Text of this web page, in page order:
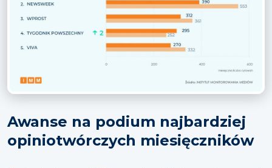
Awanse na podium najbardziej
opiniotwórczych miesięczników